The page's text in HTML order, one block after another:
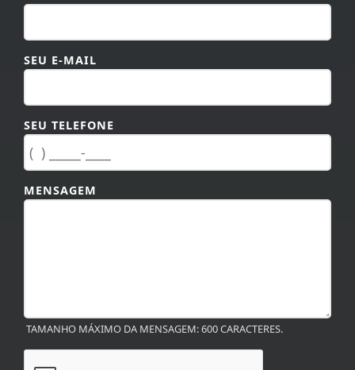
SEU E-MAIL
SEU TELEFONE
MENSAGEM